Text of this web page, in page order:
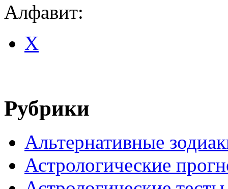
Алфавит:
Х
Рубрики
Альтернативные
Астрологические